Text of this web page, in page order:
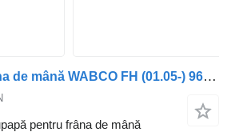
Supapă pentru frâna de mână WABCO FH (01.05-) 9617242040 pentru cap tractor Volvo FH12, FH16, NH12, FH, VNL780 (1993-2014)
pentru frâna de mână